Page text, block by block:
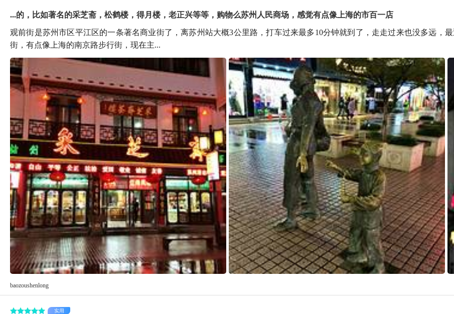
...的，比如著名的采芝斋，松鹤楼，得月楼，老正兴等等，购物么苏州人民商场，感觉有点像上海的市百一店
观前街是苏州市区平江区的一条著名商业街了，离苏州站大概3公里路，打车过来最多10分钟就到了，走走过来也没多远，
街，有点像上海的南京路步行街，现在主...
baozoushenlong
实用